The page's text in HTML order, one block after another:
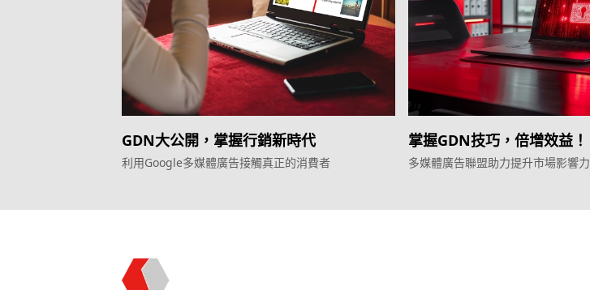
GDN大公開，掌握行銷新時代
利用Google多媒體廣告接觸真正的消費者
掌握GDN技巧，倍增效益！
多媒體廣告聯盟助力提升市場影響力